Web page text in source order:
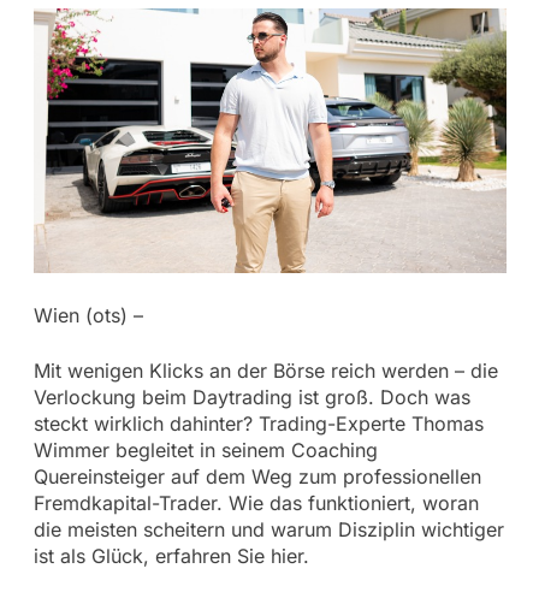
Wien (ots) –
Mit wenigen Klicks an der Börse reich werden – die
Verlockung beim Daytrading ist groß. Doch was
steckt wirklich dahinter? Trading-Experte Thomas
Wimmer begleitet in seinem Coaching
Quereinsteiger auf dem Weg zum professionellen
Fremdkapital-Trader. Wie das funktioniert, woran
die meisten scheitern und warum Disziplin wichtiger
ist als Glück, erfahren Sie hier.